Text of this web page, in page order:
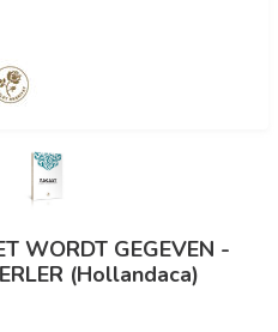
WORDT GEGEVEN -
(Hollandaca)